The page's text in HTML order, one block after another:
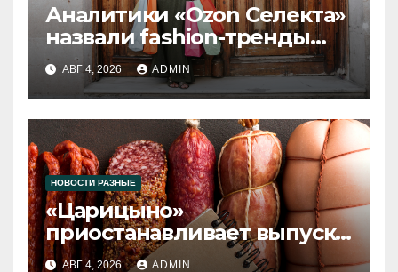
Аналитики «Ozon Селекта»
назвали fashion-тренды
2026 года
АВГ 4, 2026 ADMIN
НОВОСТИ РАЗНЫЕ
«Царицыно»
приостанавливает выпуск
продукции
АВГ 4, 2026 ADMIN